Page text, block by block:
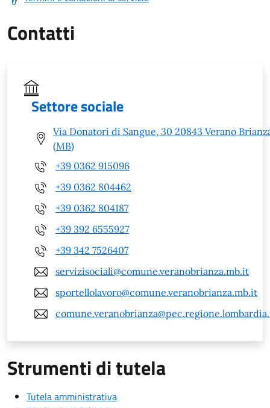
Contatti
Settore sociale
Via Donatori di Sangue, 30 20843 Verano
(MB)
+39 0362 915096
+39 0362 804462
+39 0362 804187
+39 392 6555927
+39 342 7526407
servizisociali@comune.veranobrianza.mb.it
sportellolavoro@comune.veranobrianza.mb.it
Strumenti di tutela
Tutela amministrativa